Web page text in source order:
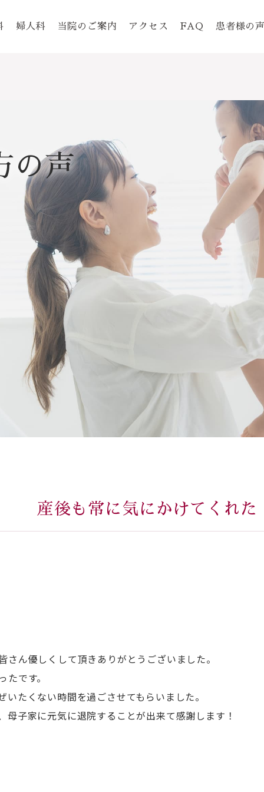
婦人科 当院のご案内 アクセス FAQ 患者様の声
の声
産後も常に気にかけてくれた
ん優しくして頂きありがとうございました。
です。
たくない時間を過ごさせてもらいました。
母子家に元気に退院することが出来て感謝します！